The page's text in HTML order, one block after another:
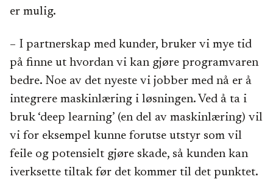
er mulig.
– I partnerskap med kunder, bruker vi mye tid
på finne ut hvordan vi kan gjøre programvaren
bedre. Noe av det nyeste vi jobber med nå er å
integrere maskinlæring i løsningen. Ved å ta i
bruk ‘deep learning’ (en del av maskinlæring) vil
vi for eksempel kunne forutse utstyr som vil
feile og potensielt gjøre skade, så kunden kan
iverksette tiltak før det kommer til det punktet.